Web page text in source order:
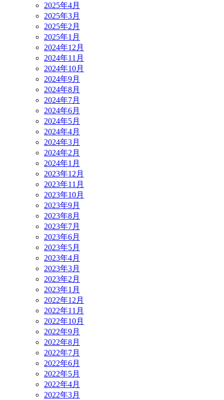
2025年4月
2025年3月
2025年2月
2025年1月
2024年12月
2024年11月
2024年10月
2024年9月
2024年8月
2024年7月
2024年6月
2024年5月
2024年4月
2024年3月
2024年2月
2024年1月
2023年12月
2023年11月
2023年10月
2023年9月
2023年8月
2023年7月
2023年6月
2023年5月
2023年4月
2023年3月
2023年2月
2023年1月
2022年12月
2022年11月
2022年10月
2022年9月
2022年8月
2022年7月
2022年6月
2022年5月
2022年4月
2022年3月